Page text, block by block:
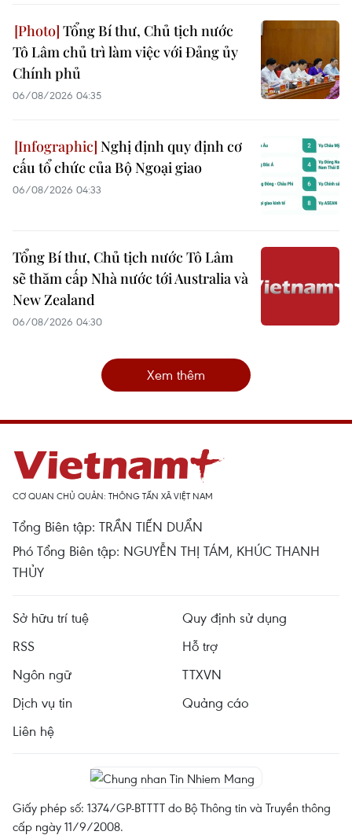
Tổng Bí thư, Chủ tịch nước
Tô Lâm chủ trì làm việc với Đảng ủy
Chính phủ
06/08/2026 04:35
Nghị định quy định cơ
cấu tổ chức của Bộ Ngoại giao
06/08/2026 04:33
Tổng Bí thư, Chủ tịch nước Tô Lâm
sẽ thăm cấp Nhà nước tới Australia và
New Zealand
06/08/2026 04:30
Xem thêm
CƠ QUAN CHỦ QUẢN: THÔNG TẤN XÃ VIỆT NAM
Tổng Biên tập: TRẦN TIẾN DUẨN
Phó Tổng Biên tập: NGUYỄN THỊ TÁM, KHÚC THANH
THỦY
Sở hữu trí tuệ
Quy định sử dụng
RSS
Hỗ trợ
Ngôn ngữ
TTXVN
Dịch vụ tin
Quảng cáo
Liên hệ
Giấy phép số: 1374/GP-BTTTT do Bộ Thông tin và Truyền thông
cấp ngày 11/9/2008.